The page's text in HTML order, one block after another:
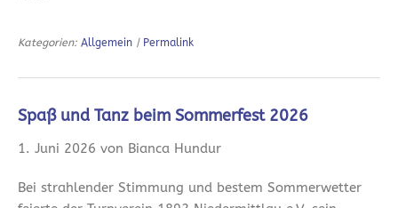
Kategorien: Allgemein | Permalink
Spaß und Tanz beim Sommerfest 2026
1. Juni 2026 von Bianca Hundur
Bei strahlender Stimmung und bestem Sommerwetter